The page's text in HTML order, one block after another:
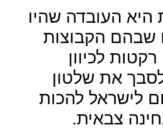
היא העובדה שהיו
שבהם הקבוצות
לכיוון
את שלטון
לישראל להכות
צבאית.